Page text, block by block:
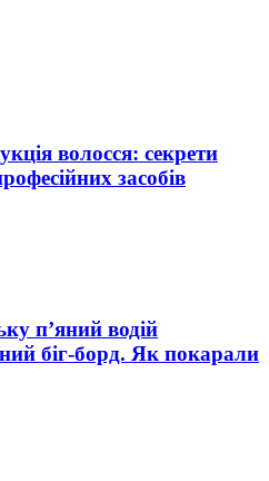
волосся: секрети
засобів
п’яний водій
біг-борд. Як покарали